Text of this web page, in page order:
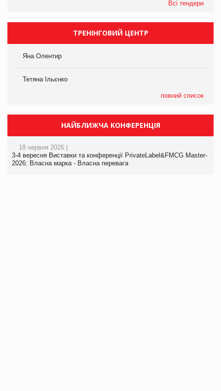
Всі тендери
ТРЕНІНГОВИЙ ЦЕНТР
Яна Олентир
Тетяна Ільєнко
повний список
НАЙБЛИЖЧА КОНФЕРЕНЦІЯ
18 червня 2026 |
3-4 вересня Виставки та конференції PrivateLabel&FMCG Master-
2026: Власна марка - Власна перевага